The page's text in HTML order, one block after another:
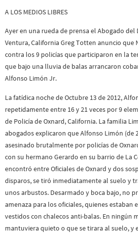
A LOS MEDIOS LIBRES
Ayer en una rueda de prensa el Abogado
Ventura, California Greg Totten anuncio que
contra los 9 policías que participaron en la
que bajo una lluvia de balas arrancaron
Alfonso Limón Jr.
La fatídica noche de Octubre 13 de 2012,
repetidamente entre 16 y 21 veces por 9
de Policía de Oxnard, California. La familia
abogados explicaron que Alfonso Limón (de
asesinado brutalmente por policías de
con su hermano Gerardo en su barrio de La
encontró entre Oficiales de Oxnard y dos
disparos, se tiró inmediatamente al suelo y
unos arbustos. Desarmado y boca bajo, no
amenaza para los oficiales, quienes estaban
vestidos con chalecos anti-balas. En ningún
mantuviera quieto o que se tirara al suelo,